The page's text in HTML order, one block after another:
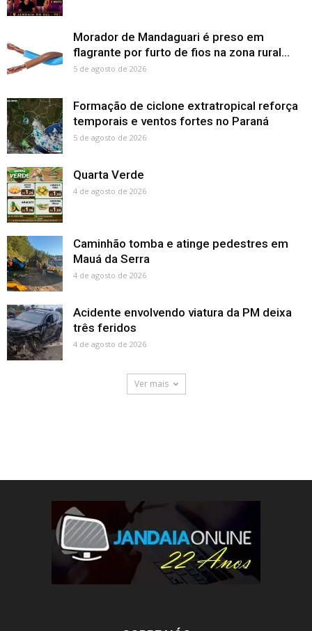
Morador de Mandaguari é preso em
flagrante por furto de fios na zona rural...
5 de agosto de 2026
Formação de ciclone extratropical reforça
temporais e ventos fortes no Paraná
5 de agosto de 2026
Quarta Verde
4 de agosto de 2026
Caminhão tomba e atinge pedestres em
Mauá da Serra
4 de agosto de 2026
Acidente envolvendo viatura da PM deixa
três feridos
4 de agosto de 2026
Ver mais